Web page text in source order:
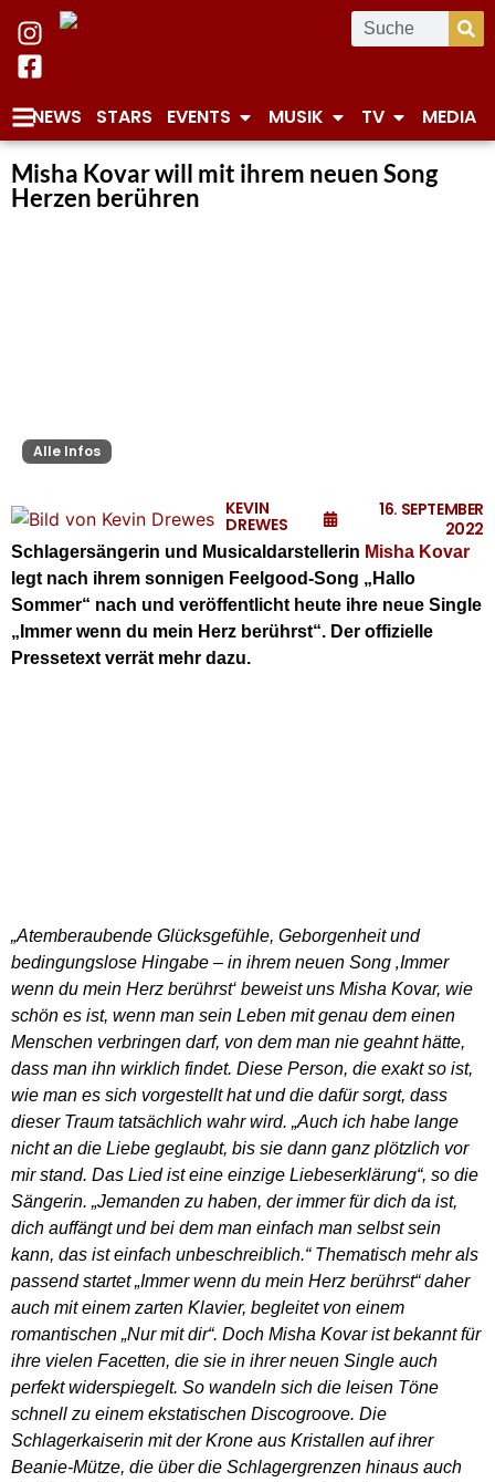
NEWS STARS EVENTS MUSIK TV MEDIA
Misha Kovar will mit ihrem neuen Song
Herzen berühren
Alle Infos
KEVIN
DREWES
16. SEPTEMBER
2022
Schlagersängerin und Musicaldarstellerin Misha Kovar
legt nach ihrem sonnigen Feelgood-Song „Hallo
Sommer“ nach und veröffentlicht heute ihre neue Single
„Immer wenn du mein Herz berührst“. Der offizielle
Pressetext verrät mehr dazu.
„Atemberaubende Glücksgefühle, Geborgenheit und
bedingungslose Hingabe – in ihrem neuen Song ‚Immer
wenn du mein Herz berührst‘ beweist uns Misha Kovar, wie
schön es ist, wenn man sein Leben mit genau dem einen
Menschen verbringen darf, von dem man nie geahnt hätte,
dass man ihn wirklich findet. Diese Person, die exakt so ist,
wie man es sich vorgestellt hat und die dafür sorgt, dass
dieser Traum tatsächlich wahr wird. „Auch ich habe lange
nicht an die Liebe geglaubt, bis sie dann ganz plötzlich vor
mir stand. Das Lied ist eine einzige Liebeserklärung“, so die
Sängerin. „Jemanden zu haben, der immer für dich da ist,
dich auffängt und bei dem man einfach man selbst sein
kann, das ist einfach unbeschreiblich.“ Thematisch mehr als
passend startet „Immer wenn du mein Herz berührst“ daher
auch mit einem zarten Klavier, begleitet von einem
romantischen „Nur mit dir“. Doch Misha Kovar ist bekannt für
ihre vielen Facetten, die sie in ihrer neuen Single auch
perfekt widerspiegelt. So wandeln sich die leisen Töne
schnell zu einem ekstatischen Discogroove. Die
Schlagerkaiserin mit der Krone aus Kristallen auf ihrer
Beanie-Mütze, die über die Schlagergrenzen hinaus auch